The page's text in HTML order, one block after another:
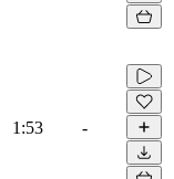
1:53 -